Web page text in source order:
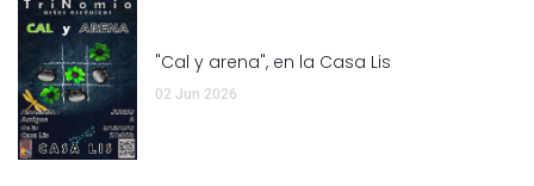
"Cal y arena", en la Casa Lis
02 Jun 2026